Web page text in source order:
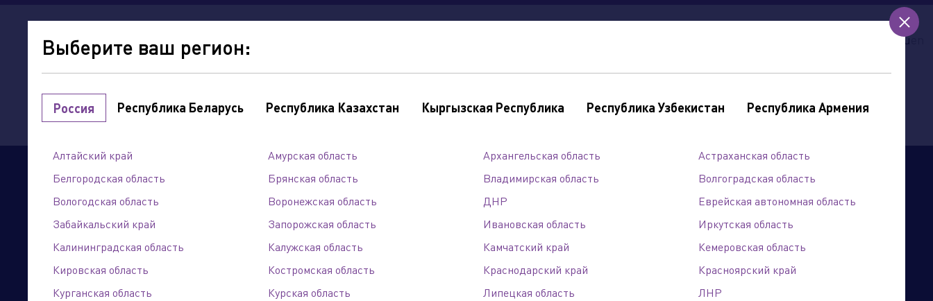
компании
ruen
Сайты подразделений Холдинга
Выберите ваш регион:
Россия Республика Беларусь Республика Казахстан Кыргызская Республика Республика Узбекистан Республика Армения
Алтайский край Амурская область Архангельская область
Астраханская область
Белгородская область
Брянская область Владимирская область
Волгоградская область
Вологодская область
Воронежская область ДНР
Еврейская автономная область
Забайкальский край
Запорожская область Ивановская область
Иркутская область
Калининградская область
Калужская область Камчатский край
Кемеровская область
Кировская область
Костромская область Краснодарский край
Красноярский край
Курганская область
Курская область Липецкая область
ЛНР
Сервисы
Выберите категорию
ИП Абдуллина А. Р.
г. Барнаул, ул. Семипалатинская, 173